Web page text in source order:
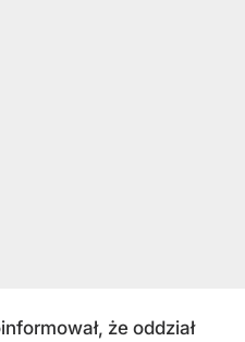
że oddział